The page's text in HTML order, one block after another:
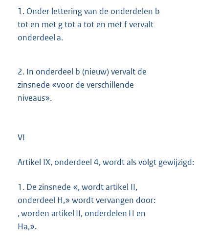
1. Onder lettering van de onderdelen b
tot en met g tot a tot en met f vervalt
onderdeel a.
2. In onderdeel b (nieuw) vervalt de
zinsnede «voor de verschillende
niveaus».
VI
Artikel IX, onderdeel 4, wordt als volgt gewijzigd:
1. De zinsnede «, wordt artikel II,
onderdeel H,» wordt vervangen door:
, worden artikel II, onderdelen H en
Ha,».